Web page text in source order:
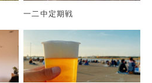
一二中定期戦